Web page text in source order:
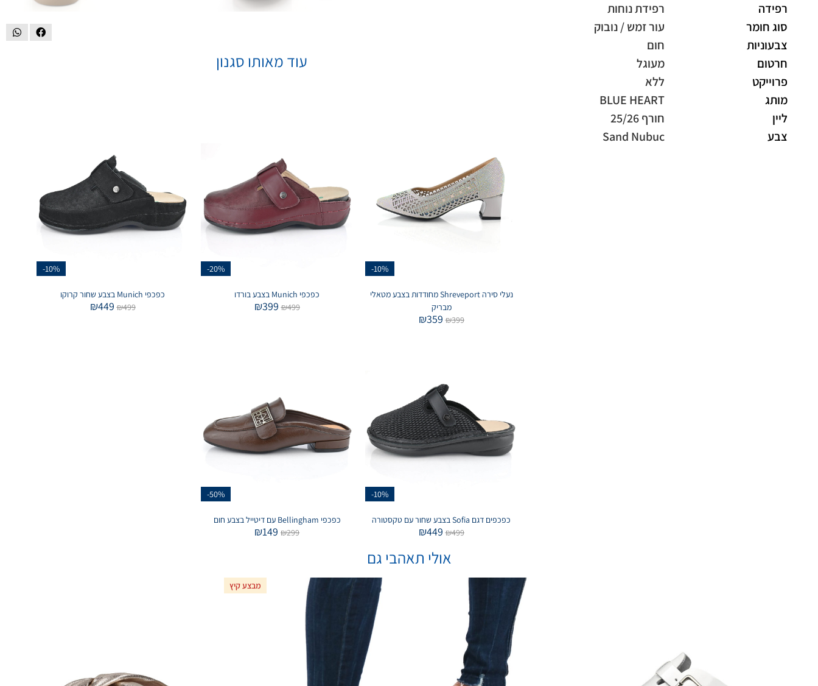
רפידה
רפידת נוחות
סוג חומר
עור זמש / נובוק
צבעוניות
חום
חרטום
מעוגל
פרוייקט
ללא
מותג
BLUE HEART
ליין
חורף 25/26
צבע
Sand Nubuc
עוד מאותו סגנון
-10%
נעלי סירה Shreveport מחודדות בצבע מטאלי
מבריק
₪399
₪359
-20%
כפכפי Munich בצבע בורדו
₪499
₪399
-10%
כפכפי Munich בצבע שחור קרוקו
₪499
₪449
-10%
כפכפים דגם Sofia בצבע שחור עם טקסטורה
₪499
₪449
-50%
כפכפי Bellingham עם דיטייל בצבע חום
₪299
₪149
אולי תאהבי גם
מבצע קיץ